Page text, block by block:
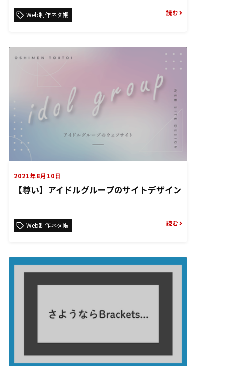
Web制作ネタ帳 読む
2021年8月10日
【尊い】アイドルグループのサイトデザイン
Web制作ネタ帳 読む